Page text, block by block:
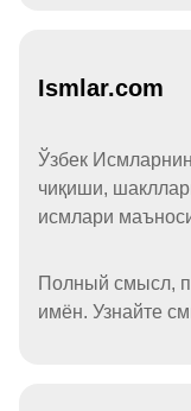
Ismlar.com
Ўзбек
чиқиши,
исмлари
Полный смысл,
имён. Узнайте